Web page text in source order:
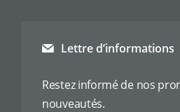
Lettre d’informations
Restez informé de nos
nouveautés.